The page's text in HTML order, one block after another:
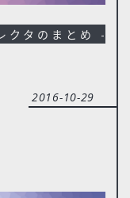
クタのまとめ -
2016-10-29